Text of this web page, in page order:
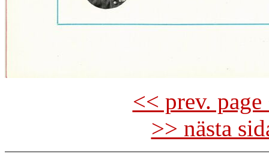
<< prev.
>> nästa